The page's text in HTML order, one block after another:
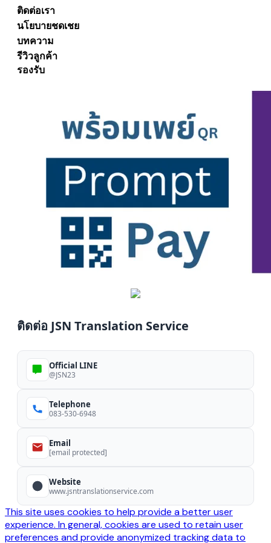
ติดต่อเรา
นโยบายชดเชย
บทความ
รีวิวลูกค้า
รองรับ
ติดต่อ JSN Translation Service
Official LINE
@JSN23
Telephone
083-530-6948
Email
[email protected]
Website
www.jsntranslationservice.com
This site uses cookies to help provide a better user
experience. In general, cookies are used to retain user
preferences and provide anonymized tracking data to